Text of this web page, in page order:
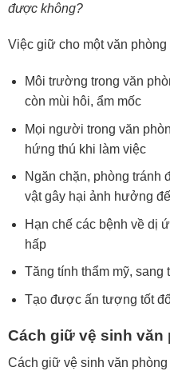
được không?
Việc giữ cho một văn
Môi trường trong văn
còn mùi hôi, ẩm mốc
Mọi người trong văn
hứng thú khi làm việc
Ngăn chặn, phòng tránh
vật gây hại ảnh hưởng
Hạn chế các bệnh về dị
hấp
Tăng tính thẩm mỹ, sang
Tạo được ấn tượng tốt
Cách giữ vệ sinh văn
Cách giữ vệ sinh văn